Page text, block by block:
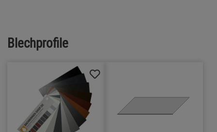
Blechprofile